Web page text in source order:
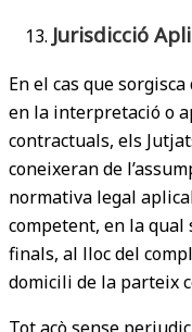
Jurisdicció
En el cas que
en la interpretació o
contractuals, els
coneixeran de
normativa legal
competent, en la qual
finals, al lloc del
domicili de la parteix
Tot açò sense